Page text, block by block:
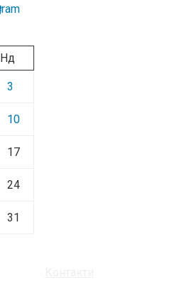
Нд
3
10
17
24
31